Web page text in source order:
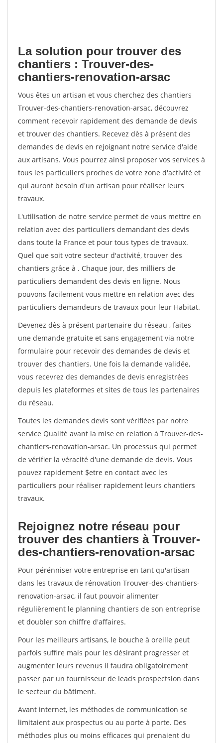
La solution pour trouver des
chantiers : Trouver-des-
chantiers-renovation-arsac
Vous êtes un artisan et vous cherchez des chantiers
Trouver-des-chantiers-renovation-arsac, découvrez
comment recevoir rapidement des demande de devis
et trouver des chantiers. Recevez dès à présent des
demandes de devis en rejoignant notre service d'aide
aux artisans. Vous pourrez ainsi proposer vos services à
tous les particuliers proches de votre zone d'activité et
qui auront besoin d'un artisan pour réaliser leurs
travaux.
L'utilisation de notre service permet de vous mettre en
relation avec des particuliers demandant des devis
dans toute la France et pour tous types de travaux.
Quel que soit votre secteur d'activité, trouver des
chantiers grâce à . Chaque jour, des milliers de
particuliers demandent des devis en ligne. Nous
pouvons facilement vous mettre en relation avec des
particuliers demandeurs de travaux pour leur Habitat.
Devenez dès à présent partenaire du réseau , faites
une demande gratuite et sans engagement via notre
formulaire pour recevoir des demandes de devis et
trouver des chantiers. Une fois la demande validée,
vous recevrez des demandes de devis enregistrées
depuis les plateformes et sites de tous les partenaires
du réseau.
Toutes les demandes devis sont vérifiées par notre
service Qualité avant la mise en relation à Trouver-des-
chantiers-renovation-arsac. Un processus qui permet
de vérifier la véracité d'une demande de devis. Vous
pouvez rapidement $etre en contact avec les
particuliers pour réaliser rapidement leurs chantiers
travaux.
Rejoignez notre réseau pour
trouver des chantiers à Trouver-
des-chantiers-renovation-arsac
Pour pérénniser votre entreprise en tant qu'artisan
dans les travaux de rénovation Trouver-des-chantiers-
renovation-arsac, il faut pouvoir alimenter
régulièrement le planning chantiers de son entreprise
et doubler son chiffre d'affaires.
Pour les meilleurs artisans, le bouche à oreille peut
parfois suffire mais pour les désirant progresser et
augmenter leurs revenus il faudra obligatoirement
passer par un fournisseur de leads prospectsion dans
le secteur du bâtiment.
Avant internet, les méthodes de communication se
limitaient aux prospectus ou au porte à porte. Des
méthodes plus ou moins efficaces qui prenaient du